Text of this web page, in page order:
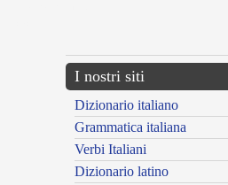
I nostri siti
Dizionario italiano
Grammatica italiana
Verbi Italiani
Dizionario latino